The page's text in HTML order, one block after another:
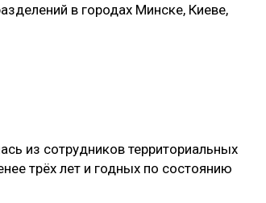
в городах Минске, Киеве,
из сотрудников территориальных
трёх лет и годных по состоянию